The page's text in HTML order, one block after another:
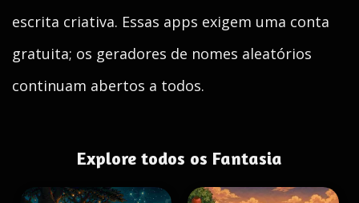
escrita criativa. Essas apps exigem uma conta
gratuita; os geradores de nomes aleatórios
continuam abertos a todos.
Explore todos os Fantasia